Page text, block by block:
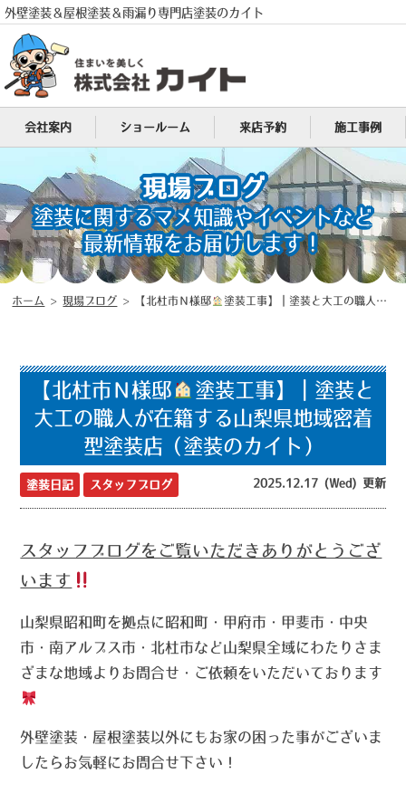
外壁塗装＆屋根塗装＆雨漏り専門店塗装のカイト
電話 MENU
会社案内 ショールーム 来店予約 施工事例
現場ブログ
塗装に関するマメ知識やイベントなど
最新情報をお届けします！
ホーム >現場ブログ > 【北杜市Ｎ様邸 塗装工事】｜塗装と大工の職人が在籍する山梨県地域密着型塗装店（塗装のカイト）
【北杜市Ｎ様邸
塗装工事】｜塗装と
大工の職人が在籍する山梨県地域密着
型塗装店（塗装のカイト）
塗装日記 スタッフブログ 2025.12.17 (Wed) 更新
スタッフブログをご覧いただきありがとうござ
います
山梨県昭和町を拠点に昭和町・甲府市・甲斐市・中央
市・南アルプス市・北杜市など山梨県全域にわたりさま
ざまな地域よりお問合せ・ご依頼をいただいております
外壁塗装・屋根塗装以外にもお家の困った事がございま
したらお気軽にお問合せ下さい！